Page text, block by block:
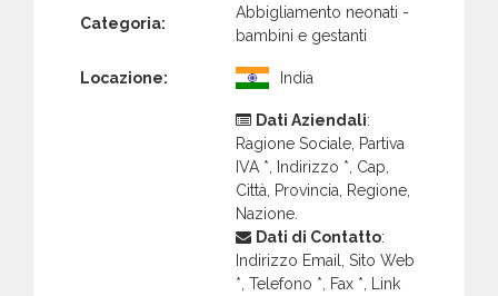
Categoria:
Abbigliamento neonati -
bambini e gestanti
Locazione: India
Dati Aziendali:
Ragione Sociale, Partiva
IVA *, Indirizzo *, Cap,
Città, Provincia, Regione,
Nazione.
Dati di Contatto:
Indirizzo Email, Sito Web
*, Telefono *, Fax *, Link